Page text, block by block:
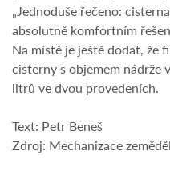
„Jednoduše řečeno:
absolutně komfortním
Na místě je ještě dodat, že
cisterny s objemem nádrže
litrů ve dvou provedeních.
Text: Petr Beneš
Zdroj: Mechanizace